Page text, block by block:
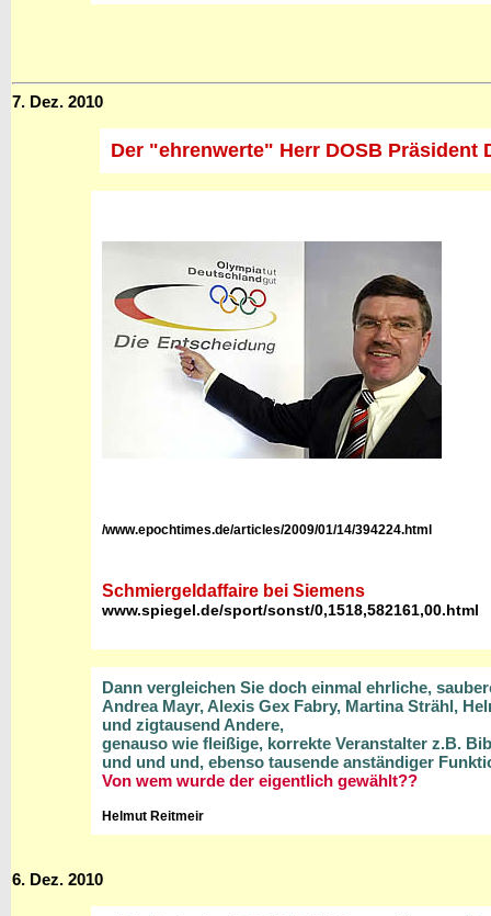
7. Dez. 2010
Der "ehrenwerte" Herr DOSB Präsident
/www.epochtimes.de/articles/2009/01/14/394224.html
Schmiergeldaffaire bei Siemens
www.spiegel.de/sport/sonst/0,1518,582161,00.html
Dann vergleichen Sie doch einmal ehrliche,
Andrea Mayr, Alexis Gex Fabry, Martina Strähl,
und zigtausend Andere,
genauso wie fleißige, korrekte Veranstalter z.B.
und und und, ebenso tausende anständiger
Von wem wurde der eigentlich gewählt??
Helmut Reitmeir
6. Dez. 2010